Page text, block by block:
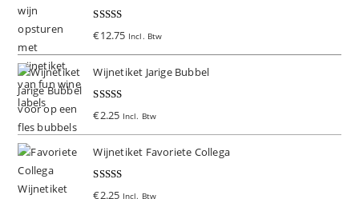
Gewaardeer
€12.75 Incl. Btw
Wijnetiket Jarige Bubbel
Gewaardeer
€2.25 Incl. Btw
Wijnetiket Favoriete Collega
Gewaardeer
€2.25 Incl. Btw